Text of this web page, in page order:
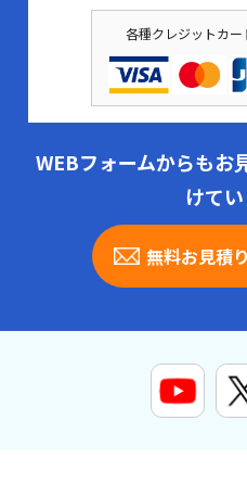
各種クレジットカー
WEBフォームからもお
けてい
無料お見積